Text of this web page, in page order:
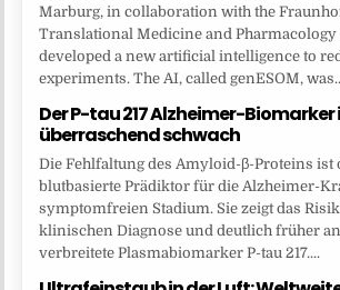
Marburg, in collaboration with the
Translational Medicine and Pharmacology
developed a new artificial intelligence to
experiments. The AI, called genESOM,
Der P-tau 217 Alzheimer-
überraschend schwach
Die Fehlfaltung des Amyloid-β-Proteins ist
blutbasierte Prädiktor für die Alzheimer-
symptomfreien Stadium. Sie zeigt das
klinischen Diagnose und deutlich früher
verbreitete Plasmabiomarker P-tau 217....